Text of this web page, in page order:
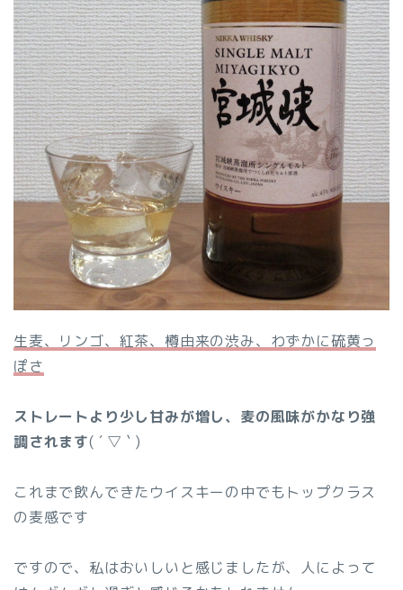
生麦、リンゴ、紅茶、樽由来の渋み、わずかに硫黄っ
ぽさ
ストレートより少し甘みが増し、麦の風味がかなり強
調されます( ´ ▽ ` )
これまで飲んできたウイスキーの中でもトップクラス
の麦感です
ですので、私はおいしいと感じましたが、人によって